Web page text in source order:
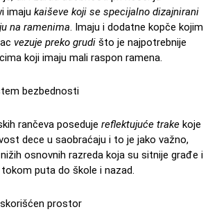
imaju kaiševe koji se specijalno dizajnirani
na ramenima. Imaju i dodatne kopče kojim
vezuje preko grudi što je najpotrebnije
koji imaju mali raspon ramena.
bezbednosti
rančeva poseduje reflektujuće trake koje
dece u saobraćaju i to je jako važno,
osnovnih razreda koja su sitnije građe i
puta do škole i nazad.
prostor